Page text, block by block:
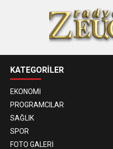
KATEGORİLER
EKONOMİ
PROGRAMCILAR
SAĞLIK
SPOR
FOTO GALERİ